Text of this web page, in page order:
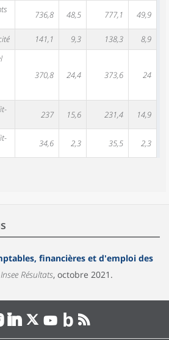
736,8 48,5 777,1 49,9
141,1 9,3 138,3
8,9
370,8 24,4 373,6 24
237 15,6 231,4 14,9
34,6 2,3 35,5 2,3
financières et d'emploi des
Insee Résultats, octobre 2021.